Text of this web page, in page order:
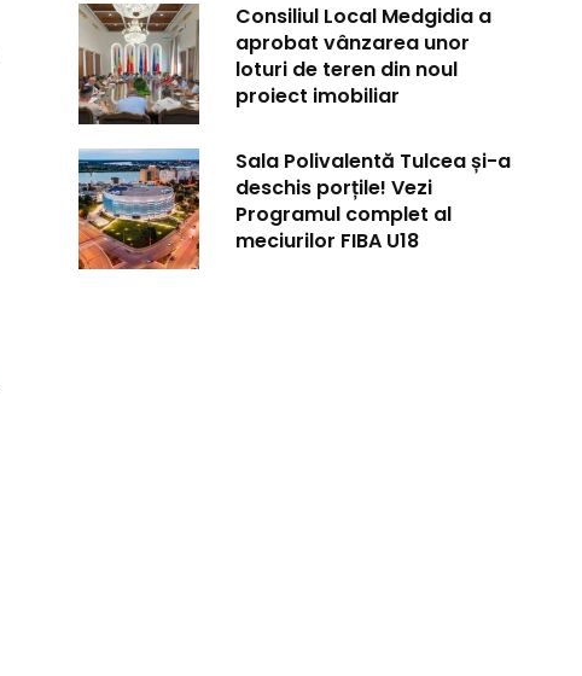
Consiliul Local Medgidia a
aprobat vânzarea unor
loturi de teren din noul
proiect imobiliar
Sala Polivalentă Tulcea și-a
deschis porțile! Vezi
Programul complet al
meciurilor FIBA U18